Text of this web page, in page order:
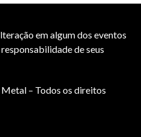
(Twitter)
em algum dos eventos
de seus
– Todos os direitos